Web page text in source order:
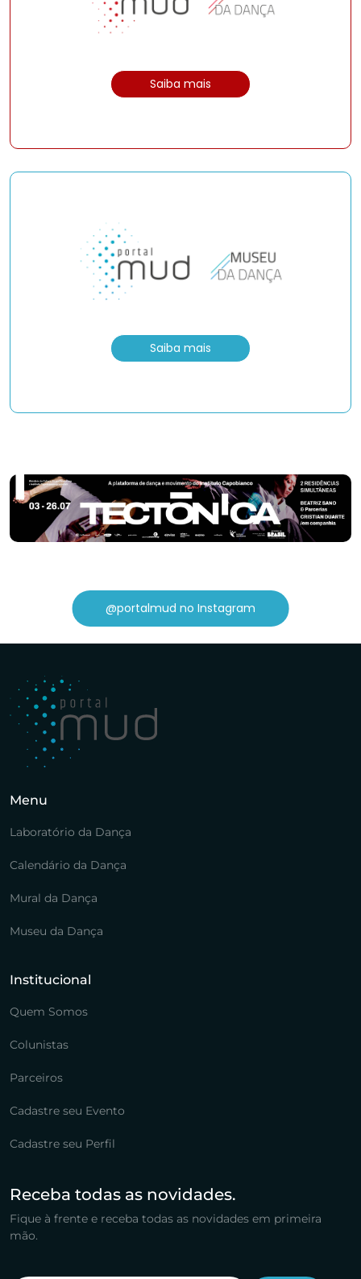
Saiba mais
Saiba mais
@portalmud no Instagram
Menu
Laboratório da Dança
Calendário da Dança
Mural da Dança
Museu da Dança
Institucional
Quem Somos
Colunistas
Parceiros
Cadastre seu Evento
Cadastre seu Perfil
Receba todas as novidades.
Fique à frente e receba todas as novidades em primeira
mão.